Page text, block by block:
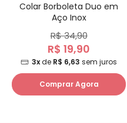
Colar Borboleta Duo em
Aço Inox
R$ 34,90
R$ 19,90
3xde R$ 6,63 sem juros
Comprar Agora